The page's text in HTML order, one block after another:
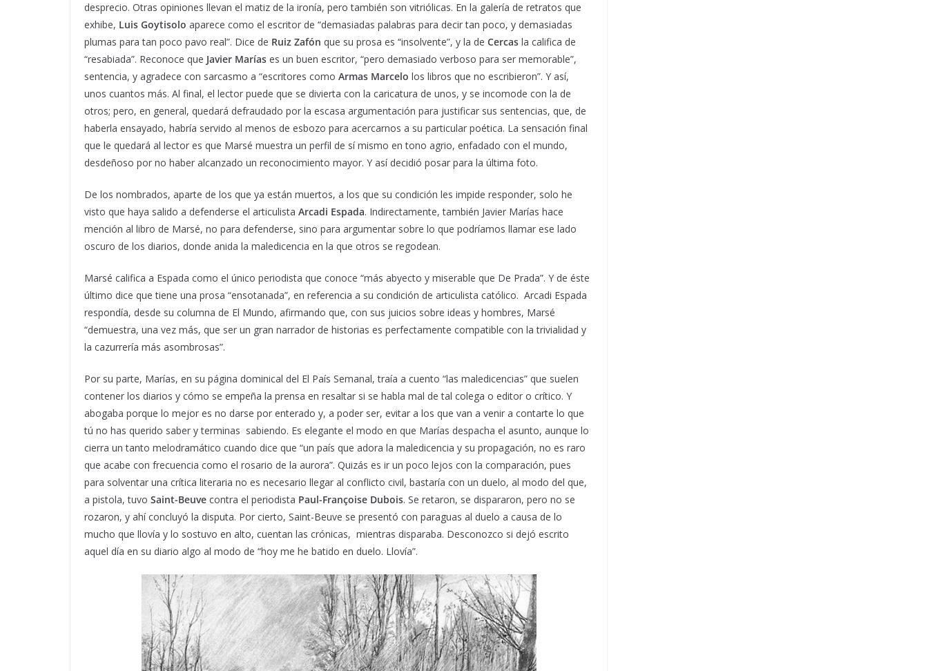
desprecio. Otras opiniones llevan el matiz de la ironía, pero también son vitriólicas. En la galería de retratos que
exhibe, Luis Goytisolo aparece como el escritor de “demasiadas palabras para decir tan poco, y demasiadas
plumas para tan poco pavo real”. Dice de Ruiz Zafón que su prosa es “insolvente”, y la de Cercas la califica de
“resabiada”. Reconoce que Javier Marías es un buen escritor, “pero demasiado verboso para ser memorable”,
sentencia, y agradece con sarcasmo a “escritores como Armas Marcelo los libros que no escribieron”. Y así,
unos cuantos más. Al final, el lector puede que se divierta con la caricatura de unos, y se incomode con la de
otros; pero, en general, quedará defraudado por la escasa argumentación para justificar sus sentencias, que, de
haberla ensayado, habría servido al menos de esbozo para acercarnos a su particular poética. La sensación final
que le quedará al lector es que Marsé muestra un perfil de sí mismo en tono agrio, enfadado con el mundo,
desdeñoso por no haber alcanzado un reconocimiento mayor. Y así decidió posar para la última foto.
De los nombrados, aparte de los que ya están muertos, a los que su condición les impide responder, solo he
visto que haya salido a defenderse el articulista Arcadi Espada. Indirectamente, también Javier Marías hace
mención al libro de Marsé, no para defenderse, sino para argumentar sobre lo que podríamos llamar ese lado
oscuro de los diarios, donde anida la maledicencia en la que otros se regodean.
Marsé califica a Espada como el único periodista que conoce “más abyecto y miserable que De Prada”. Y de éste
último dice que tiene una prosa “ensotanada”, en referencia a su condición de articulista católico. Arcadi Espada
respondía, desde su columna de El Mundo, afirmando que, con sus juicios sobre ideas y hombres, Marsé
“demuestra, una vez más, que ser un gran narrador de historias es perfectamente compatible con la trivialidad y
la cazurrería más asombrosas”.
Por su parte, Marías, en su página dominical del El País Semanal, traía a cuento “las maledicencias” que suelen
contener los diarios y cómo se empeña la prensa en resaltar si se habla mal de tal colega o editor o crítico. Y
abogaba porque lo mejor es no darse por enterado y, a poder ser, evitar a los que van a venir a contarte lo que
tú no has querido saber y terminas sabiendo. Es elegante el modo en que Marías despacha el asunto, aunque lo
cierra un tanto melodramático cuando dice que “un país que adora la maledicencia y su propagación, no es raro
que acabe con frecuencia como el rosario de la aurora”. Quizás es ir un poco lejos con la comparación, pues
para solventar una crítica literaria no es necesario llegar al conflicto civil, bastaría con un duelo, al modo del que,
a pistola, tuvo Saint-Beuve contra el periodista Paul-Françoise Dubois. Se retaron, se dispararon, pero no se
rozaron, y ahí concluyó la disputa. Por cierto, Saint-Beuve se presentó con paraguas al duelo a causa de lo
mucho que llovía y lo sostuvo en alto, cuentan las crónicas, mientras disparaba. Desconozco si dejó escrito
aquel día en su diario algo al modo de “hoy me he batido en duelo. Llovía”.